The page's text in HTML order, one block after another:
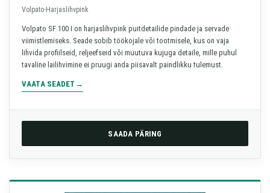
Volpato·Harjaslihvpink
Volpato SF 100 I on harjaslihvpink puitdetailide pindade ja servade
viimistlemiseks. Seade sobib töökojale või tootmisele, kus on vaja
lihvida profiilseid, reljeefseid või muutuva kujuga detaile, mille puhul
tavaline lailihvimine ei pruugi anda piisavalt paindlikku tulemust.
VAATA SEADET
SAADA PÄRING